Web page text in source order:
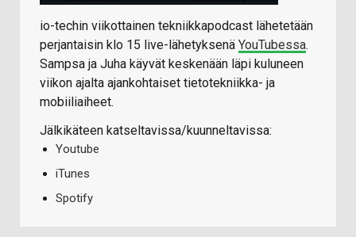
io-techin viikottainen tekniikkapodcast lähetetään
perjantaisin klo 15 live-lähetyksenä YouTubessa.
Sampsa ja Juha käyvät keskenään läpi kuluneen
viikon ajalta ajankohtaiset tietotekniikka- ja
mobiiliaiheet.
Jälkikäteen katseltavissa/kuunneltavissa:
Youtube
iTunes
Spotify